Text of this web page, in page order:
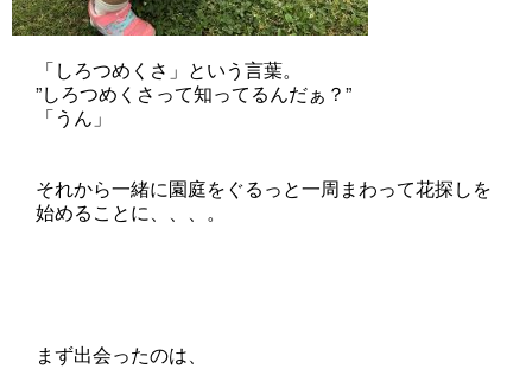
「しろつめくさ」という言葉。
”しろつめくさって知ってるんだぁ？”
「うん」
それから一緒に園庭をぐるっと一周まわって花探しを
始めることに、、、。
まず出会ったのは、